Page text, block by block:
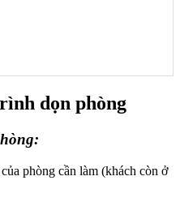
dọn phòng
phòng cần làm (khách còn ở